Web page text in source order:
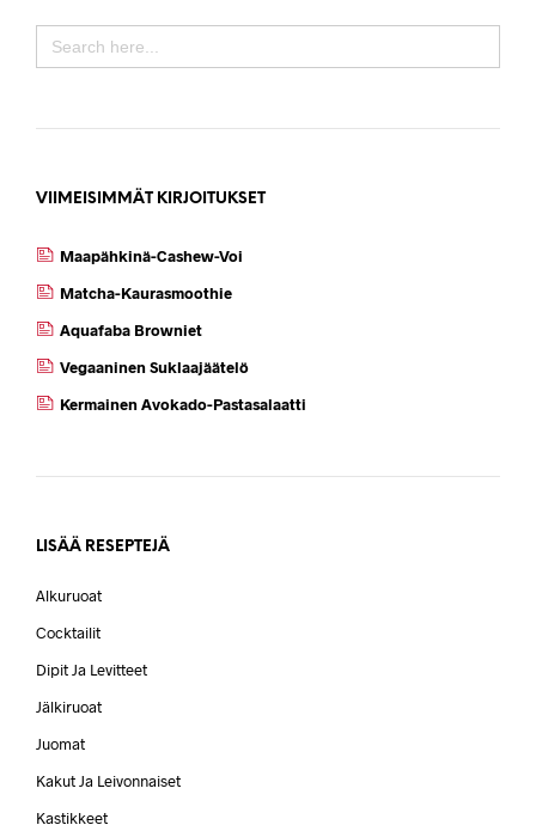
FOR:
VIIMEISIMMÄT KIRJOITUKSET
Maapähkinä-Cashew-Voi
Matcha-Kaurasmoothie
Aquafaba Browniet
Vegaaninen Suklaajäätelö
Kermainen Avokado-Pastasalaatti
LISÄÄ RESEPTEJÄ
Alkuruoat
Cocktailit
Dipit Ja Levitteet
Jälkiruoat
Juomat
Kakut Ja Leivonnaiset
Kastikkeet